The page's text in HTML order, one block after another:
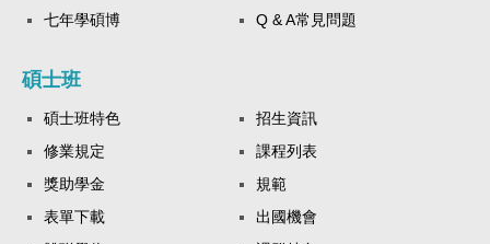
七年學碩博
Q & A常見問題
碩士班
碩士班特色
招生資訊
修業規定
課程列表
獎助學金
規範
表單下載
出國機會